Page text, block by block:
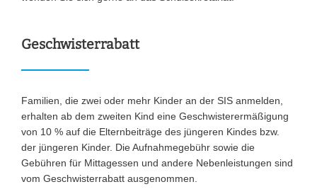
Geschwisterrabatt
Familien, die zwei oder mehr Kinder an der SIS anmelden,
erhalten ab dem zweiten Kind eine Geschwisterermäßigung
von 10 % auf die Elternbeiträge des jüngeren Kindes bzw.
der jüngeren Kinder. Die Aufnahmegebühr sowie die
Gebühren für Mittagessen und andere Nebenleistungen sind
vom Geschwisterrabatt ausgenommen.